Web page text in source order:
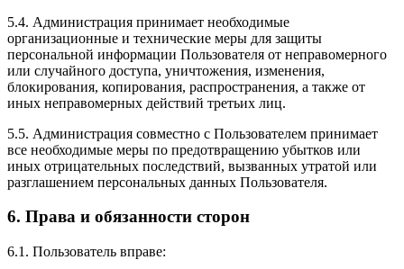
5.4. Администрация принимает необходимые
организационные и технические меры для защиты
персональной информации Пользователя от неправомерного
или случайного доступа, уничтожения, изменения,
блокирования, копирования, распространения, а также от
иных неправомерных действий третьих лиц.
5.5. Администрация совместно с Пользователем принимает
все необходимые меры по предотвращению убытков или
иных отрицательных последствий, вызванных утратой или
разглашением персональных данных Пользователя.
6. Права и обязанности сторон
6.1. Пользователь вправе: